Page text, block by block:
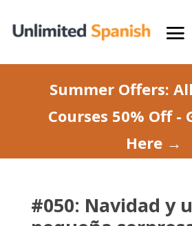
Summer Offers:
Courses 50% Off -
Here →
#050: Navidad y